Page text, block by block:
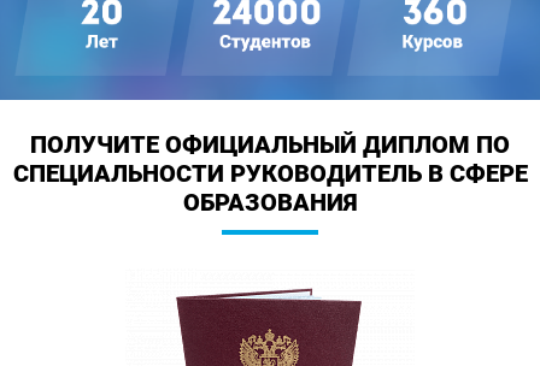
ПОЛУЧИТЕ ОФИЦИАЛЬНЫЙ ДИПЛОМ ПО
СПЕЦИАЛЬНОСТИ РУКОВОДИТЕЛЬ В СФЕРЕ
ОБРАЗОВАНИЯ